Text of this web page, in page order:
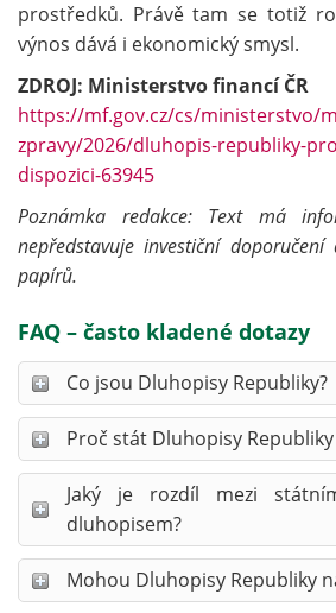
prostředků. Právě tam se totiž
výnos dává i ekonomický smysl.
ZDROJ: Ministerstvo financí ČR
https://mf.gov.cz/cs/ministerstvo/
zpravy/2026/dluhopis-republiky-
dispozici-63945
Poznámka redakce: Text má
nepředstavuje investiční
papírů.
FAQ – často kladené dotazy
Co jsou Dluhopisy Republiky?
Proč stát Dluhopisy
Jaký je rozdíl mezi
dluhopisem?
Mohou Dluhopisy Republiky